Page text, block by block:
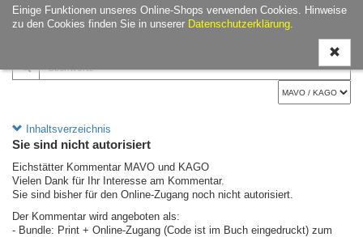
Einige Funktionen unseres Online-Shops verwenden Cookies. Hinweise
zu den Cookies finden Sie in unserer Datenschutzerklärung.
ein-/
Inhaltsverzeichnis
Sie sind nicht autorisiert
Eichstätter Kommentar MAVO und KAGO
Vielen Dank für Ihr Interesse am Kommentar.
Sie sind bisher für den Online-Zugang noch nicht autorisiert.
Der Kommentar wird angeboten als:
- Bundle: Print + Online-Zugang (Code ist im Buch eingedruckt) zum